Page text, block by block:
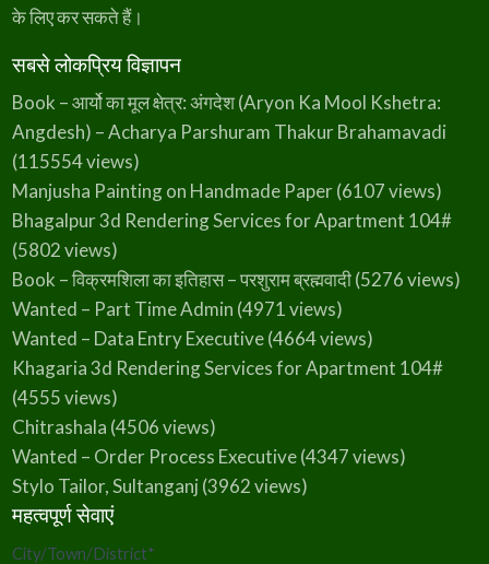
के लिए कर सकते हैं।
सबसे लोकप्रिय विज्ञापन
Book – आर्यो का मूल क्षेत्र: अंगदेश (Aryon Ka Mool Kshetra:
Angdesh) – Acharya Parshuram Thakur Brahamavadi
(115554 views)
Manjusha Painting on Handmade Paper(6107 views)
Bhagalpur 3d Rendering Services for Apartment 104#
(5802 views)
Book – विक्रमशिला का इतिहास – परशुराम ब्रह्मवादी(5276 views)
Wanted – Part Time Admin (4971 views)
Wanted – Data Entry Executive(4664 views)
Khagaria 3d Rendering Services for Apartment 104#
(4555 views)
Chitrashala (4506 views)
Wanted – Order Process Executive(4347 views)
Stylo Tailor, Sultanganj (3962 views)
महत्वपूर्ण सेवाएं
City/Town/District*